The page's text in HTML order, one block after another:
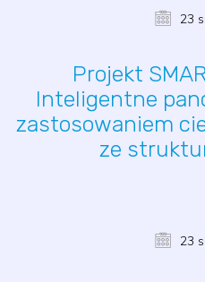
23
Projekt
Inteligentne
zastosowaniem
ze
23